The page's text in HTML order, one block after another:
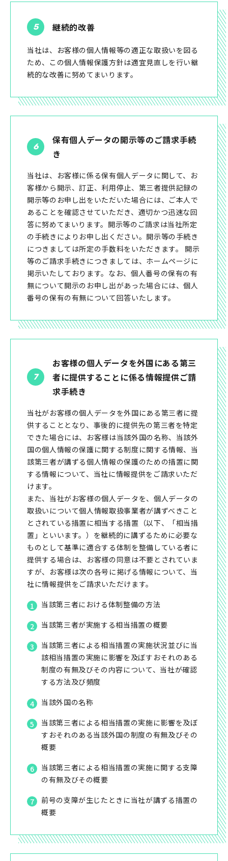
継続的改善
当社は、お客様の個人情報等の適正な取扱いを図る
ため、この個人情報保護方針は適宜見直しを行い継
続的な改善に努めてまいります。
保有個人データの開示等のご請求手続
き
当社は、お客様に係る保有個人データに関して、お
客様から開示、訂正、利用停止、第三者提供記録の
開示等のお申し出をいただいた場合には、ご本人で
あることを確認させていただき、適切かつ迅速な回
答に努めてまいります。開示等のご請求は当社所定
の手続きによりお申し出ください。開示等の手続き
につきましては所定の手数料をいただきます。 開示
等のご請求手続きにつきましては、ホームページに
掲示いたしております。なお、個人番号の保有の有
無について開示のお申し出があった場合には、個人
番号の保有の有無について回答いたします。
お客様の個人データを外国にある第三
者に提供することに係る情報提供ご請
求手続き
当社がお客様の個人データを外国にある第三者に提
供することとなり、事後的に提供先の第三者を特定
できた場合には、お客様は当該外国の名称、当該外
国の個人情報の保護に関する制度に関する情報、当
該第三者が講ずる個人情報の保護のための措置に関
する情報について、当社に情報提供をご請求いただ
けます。
また、当社がお客様の個人データを、個人データの
取扱いについて個人情報取扱事業者が講ずべきこと
とされている措置に相当する措置（以下、「相当措
置」といいます。）を継続的に講ずるために必要な
ものとして基準に適合する体制を整備している者に
提供する場合は、お客様の同意は不要とされていま
すが、お客様は次の各号に掲げる情報について、当
社に情報提供をご請求いただけます。
当該第三者における体制整備の方法
当該第三者が実施する相当措置の概要
当該第三者による相当措置の実施状況並びに当
該相当措置の実施に影響を及ぼすおそれのある
制度の有無及びその内容について、当社が確認
する方法及び頻度
当該外国の名称
当該第三者による相当措置の実施に影響を及ぼ
すおそれのある当該外国の制度の有無及びその
概要
当該第三者による相当措置の実施に関する支障
の有無及びその概要
前号の支障が生じたときに当社が講ずる措置の
概要